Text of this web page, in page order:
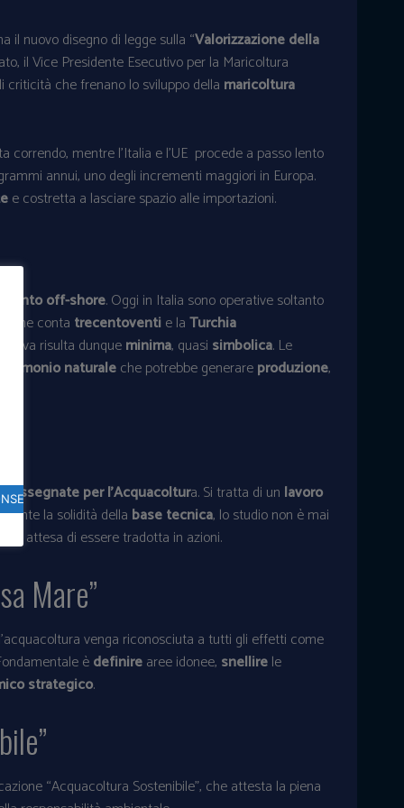
il nuovo disegno di legge sulla “Valorizzazione della
il Vice Presidente Esecutivo per la Maricoltura
che frenano lo sviluppo della maricoltura
correndo, mentre l’Italia e l’UE procede a passo lento
annui, uno degli incrementi maggiori in Europa.
e costretta a lasciare spazio alle importazioni.
off-shore. Oggi in Italia sono operative soltanto
ne conta trecentoventi e laTurchia
risulta dunqueminima, quasi simbolica. Le
patrimonio naturaleche potrebbe generareproduzione,
Assegnate per l’Acquacoltura. Si tratta di un lavoro
la solidità della base tecnica, lo studio non è mai
in attesa di essere tradotta in azioni.
Mare”
venga riconosciuta a tutti gli effetti come
èdefinirearee idonee, snellirele
strategico.
“Acquacoltura Sostenibile”, che attesta la piena